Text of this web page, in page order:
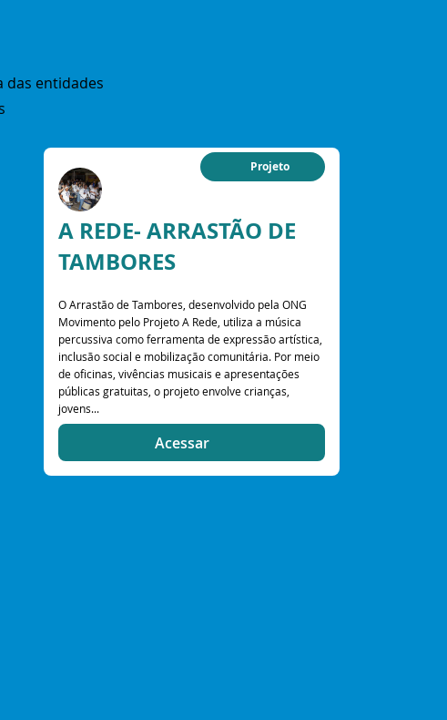
das entidades
A REDE- ARRASTÃO DE
TAMBORES
Projeto
O Arrastão de Tambores, desenvolvido pela ONG
Movimento pelo Projeto A Rede, utiliza a música
percussiva como ferramenta de expressão artística,
inclusão social e mobilização comunitária. Por meio
de oficinas, vivências musicais e apresentações
públicas gratuitas, o projeto envolve crianças,
jovens...
Acessar